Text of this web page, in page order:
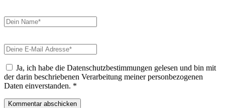
Ja, ich habe die Datenschutzbestimmungen gelesen und bin mit
der darin beschriebenen Verarbeitung meiner personbezogenen
Daten einverstanden. *